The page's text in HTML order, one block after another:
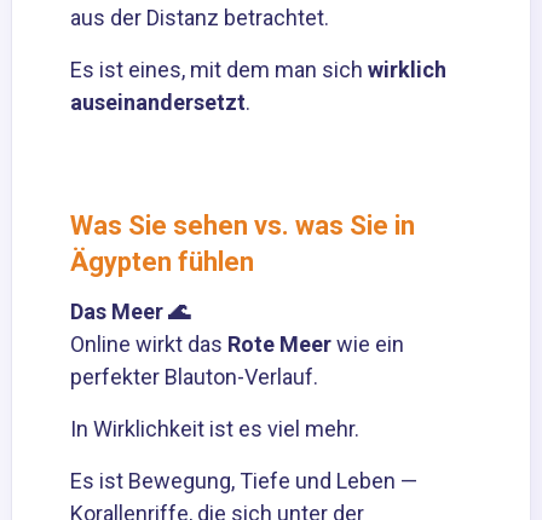
aus der Distanz betrachtet.
Es ist eines, mit dem man sich wirklich
auseinandersetzt.
Was Sie sehen vs. was Sie in
Ägypten fühlen
Das Meer 🌊
Online wirkt das Rote Meerwie ein
perfekter Blauton-Verlauf.
In Wirklichkeit ist es viel mehr.
Es ist Bewegung, Tiefe und Leben —
Korallenriffe, die sich unter der